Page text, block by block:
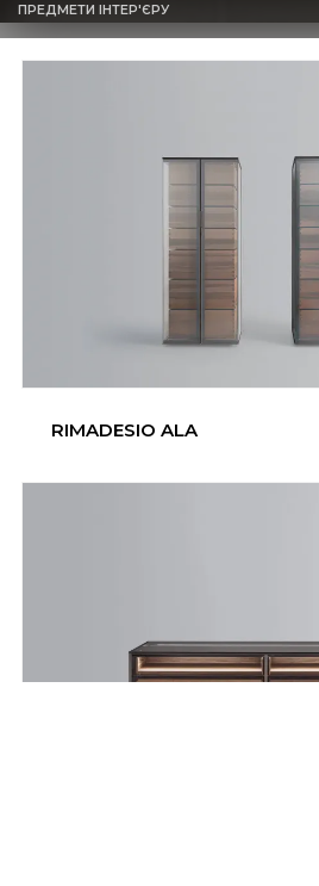
ПРЕДМЕТИ ІНТЕР'ЄРУ
RIMADESIO ALA